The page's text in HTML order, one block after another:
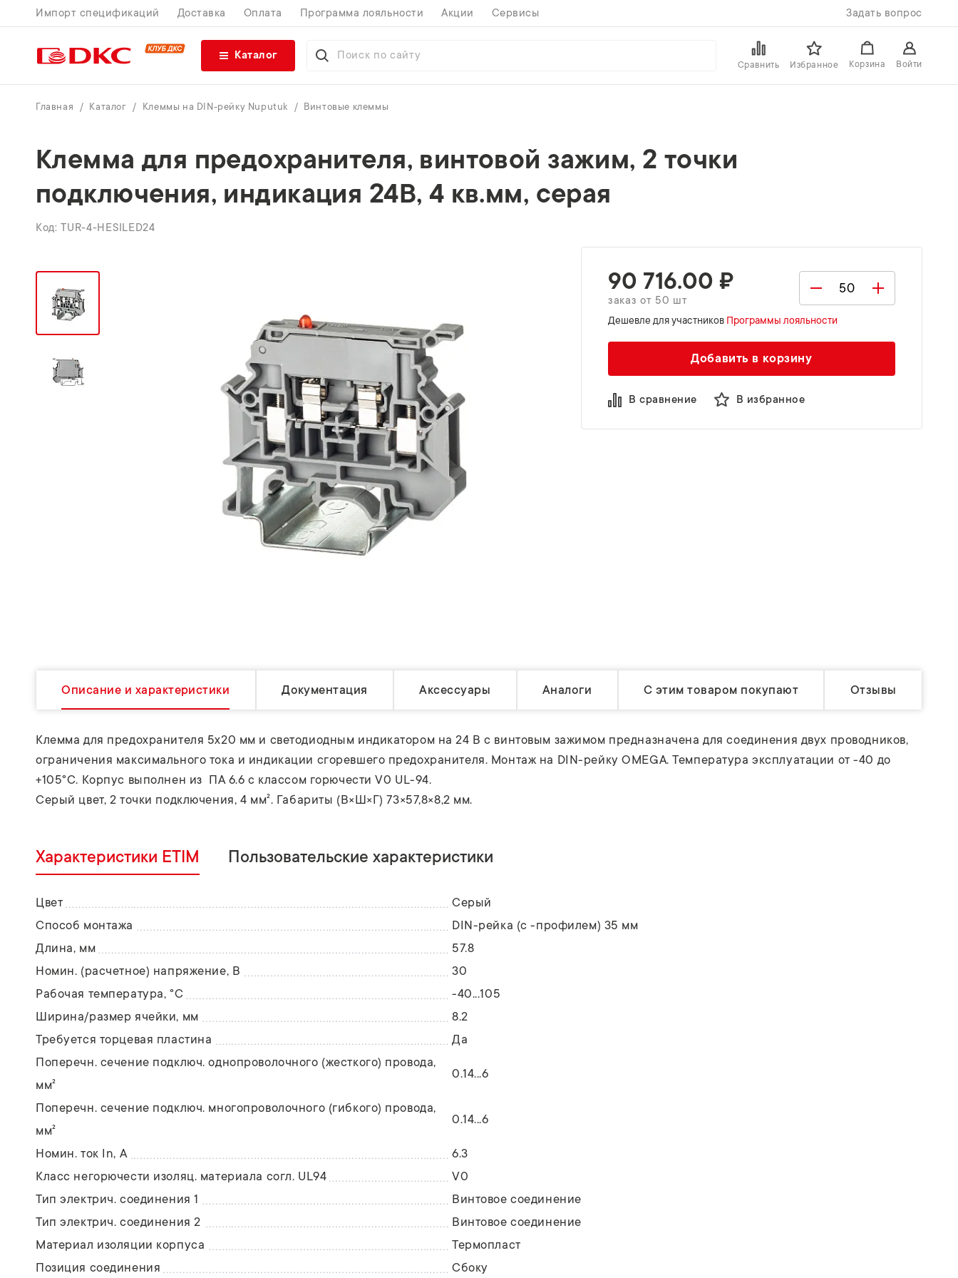
Импорт спецификаций Доставка Оплата Программа лояльности Акции Сервисы Задать вопрос
Каталог
Сравнить Избранное Корзина Войти
Главная Каталог Клеммы на DIN-рейку Nuputuk Винтовые клеммы
Клемма для предохранителя, винтовой зажим, 2 точки
подключения, индикация 24В, 4 кв.мм, серая
TUR-4-HESILED24
90 716.00 ₽
заказ от 50 шт
Дешевле для участников Программы лояльности
Добавить в корзину
В сравнение В избранное
Описание и характеристики Документация Аксессуары Аналоги С этим товаром покупают Отзывы
Клемма для предохранителя 5х20 мм и светодиодным индикатором на 24 В с винтовым зажимом предназначена для соединения двух проводников,
ограничения максимального тока и индикации сгоревшего предохранителя. Монтаж на DIN-рейку OMEGA. Температура эксплуатации от -40 до
+105°C. Корпус выполнен из ПА 6.6 с классом горючести V0 UL-94.
Серый цвет, 2 точки подключения, 4 мм². Габариты (В×Ш×Г) 73×57,8×8,2 мм.
Характеристики ETIM Пользовательские характеристики
Цвет
Серый
Способ монтажа
DIN-рейка (с -профилем) 35 мм
Длина, мм
57.8
Номин. (расчетное) напряжение, В
30
Рабочая температура, °C
-40...105
Ширина/размер ячейки, мм
8.2
Требуется торцевая пластина
Да
Поперечн. сечение подключ. однопроволочного (жесткого) провода,
мм²
0.14...6
Поперечн. сечение подключ. многопроволочного (гибкого) провода,
мм²
0.14...6
Номин. ток In, А
6.3
Класс негорючести изоляц. материала согл. UL94
V0
Тип электрич. соединения 1
Винтовое соединение
Тип электрич. соединения 2
Винтовое соединение
Материал изоляции корпуса
Термопласт
Позиция соединения
Сбоку